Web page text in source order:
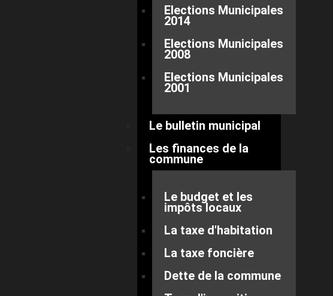
Elections Municipales
2014
Elections Municipales
2008
Elections Municipales
2001
Le bulletin municipal
Les finances de la
commune
Le budget et les
impôts locaux
La taxe d'habitation
La taxe foncière
Dette de la commune